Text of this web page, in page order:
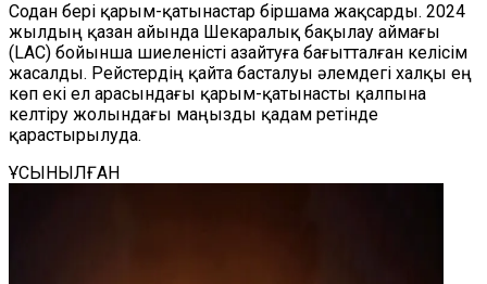
Содан бері қарым-қатынастар біршама жақсарды. 2024
жылдың қазан айында Шекаралық бақылау аймағы
(LAC) бойынша шиеленісті азайтуға бағытталған келісім
жасалды. Рейстердің қайта басталуы әлемдегі халқы ең
көп екі ел арасындағы қарым-қатынасты қалпына
келтіру жолындағы маңызды қадам ретінде
қарастырылуда.
ҰСЫНЫЛҒАН